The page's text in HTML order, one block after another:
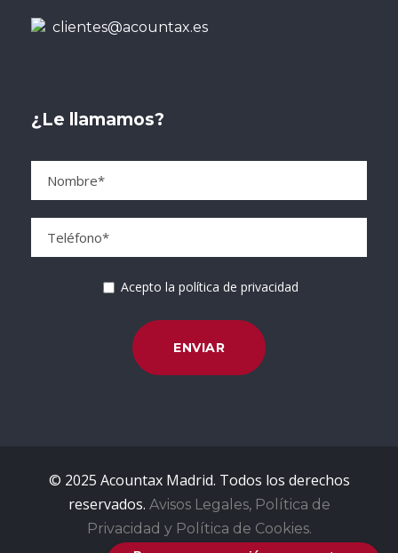
clientes@acountax.es
¿Le llamamos?
Acepto la política de privacidad
© 2025 Acountax Madrid. Todos los derechos
reservados. Avisos Legales, Política de
Privacidad y Política de Cookies.